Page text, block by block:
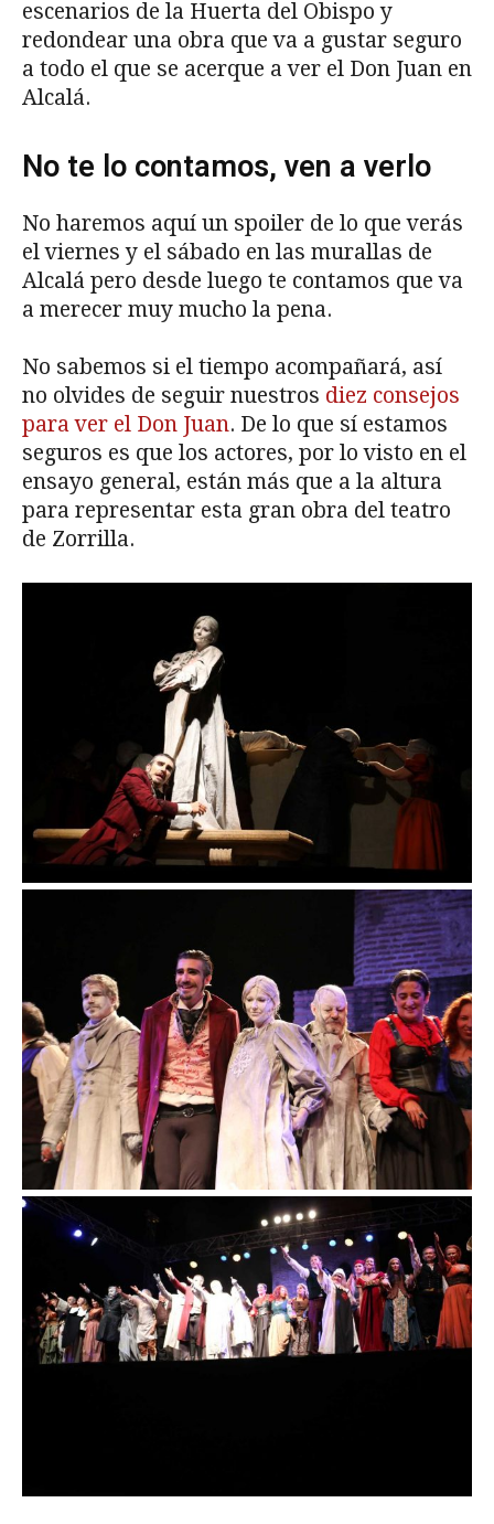
escenarios de la Huerta del Obispo y
redondear una obra que va a gustar seguro
a todo el que se acerque a ver el Don Juan en
Alcalá.
No te lo contamos, ven a verlo
No haremos aquí un spoiler de lo que verás
el viernes y el sábado en las murallas de
Alcalá pero desde luego te contamos que va
a merecer muy mucho la pena.
No sabemos si el tiempo acompañará, así
no olvides de seguir nuestros diez consejos
para ver el Don Juan. De lo que sí estamos
seguros es que los actores, por lo visto en el
ensayo general, están más que a la altura
para representar esta gran obra del teatro
de Zorrilla.